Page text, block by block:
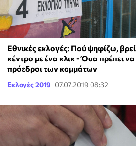
Εθνικές εκλογές: Πού ψηφίζω,
κέντρο με ένα κλικ - Όσα πρέπει
πρόεδροι των κομμάτων
Εκλογές 2019 07.07.2019 08:32